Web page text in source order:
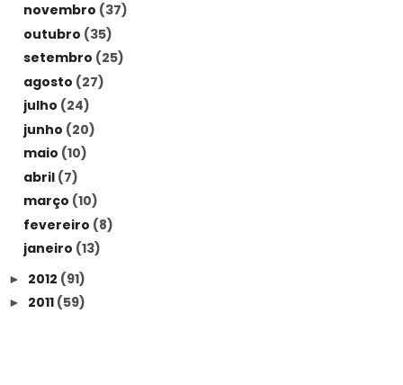
novembro (37)
outubro (35)
setembro (25)
agosto (27)
julho (24)
junho (20)
maio (10)
abril (7)
março (10)
fevereiro (8)
janeiro (13)
► 2012 (91)
► 2011 (59)